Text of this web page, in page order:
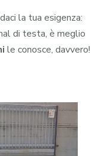
la tua esigenza:
di testa, è meglio
le conosce, davvero!